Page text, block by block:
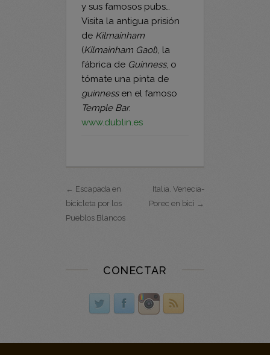
deKilmainham
(Kilmainham Gaol), la
fábrica deGuinness
tómate una pinta de
guinnessen el famoso
Temple Bar.
www.dublin.es
Pueblos Blancos
BLOG DEL VIAJERO